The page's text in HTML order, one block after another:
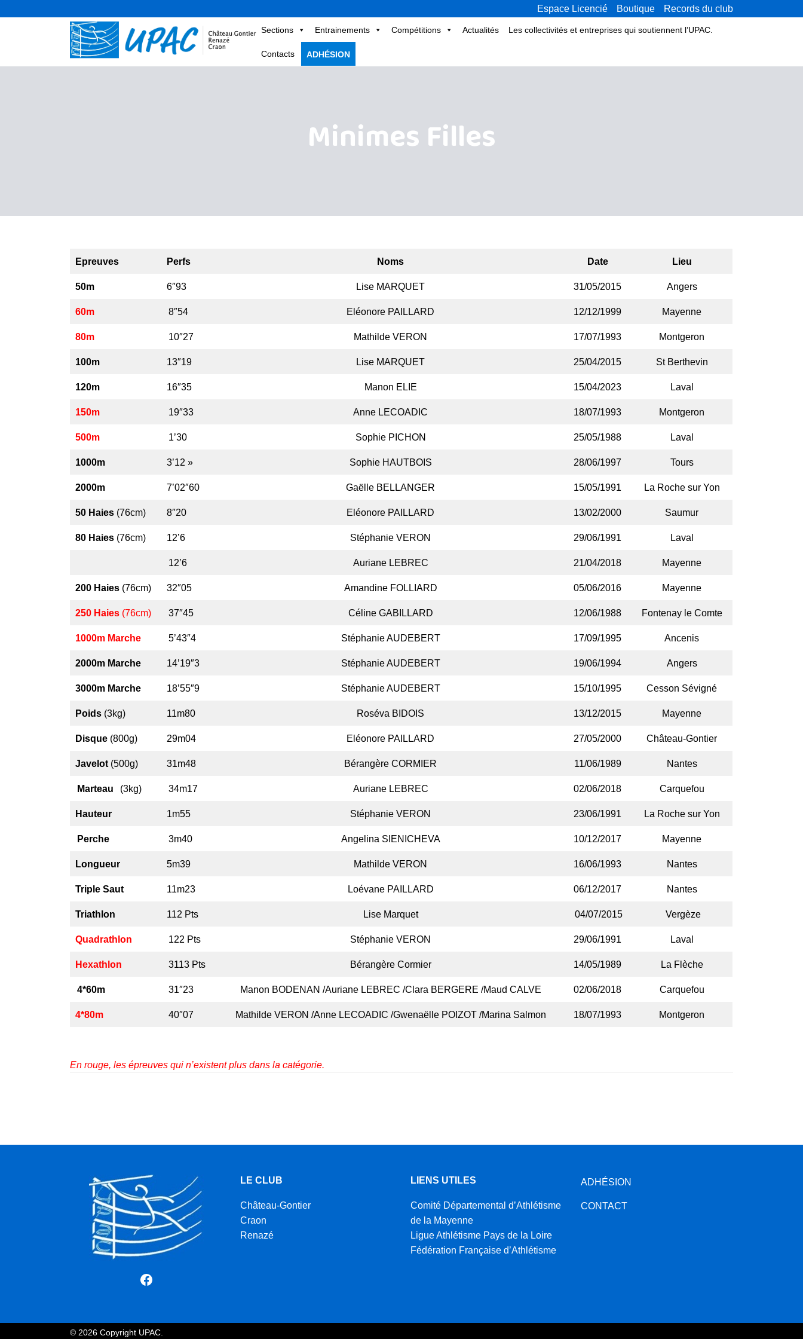
Espace Licencié Boutique Records du club
Sections Entrainements Compétitions Actualités Les collectivités et entreprises qui soutiennent l’UPAC.
Contacts ADHÉSION
Minimes Filles
Epreuves Perfs Noms Date Lieu
50m 6″93 Lise MARQUET 31/05/2015 Angers
60m 8″54 Eléonore PAILLARD 12/12/1999 Mayenne
80m 10″27 Mathilde VERON 17/07/1993 Montgeron
100m 13″19 Lise MARQUET 25/04/2015 St Berthevin
120m 16″35 Manon ELIE 15/04/2023 Laval
150m 19″33 Anne LECOADIC 18/07/1993 Montgeron
500m 1’30 Sophie PICHON 25/05/1988 Laval
1000m 3’12 » Sophie HAUTBOIS 28/06/1997 Tours
2000m 7’02″60 Gaëlle BELLANGER 15/05/1991 La Roche sur Yon
50 Haies (76cm) 8″20 Eléonore PAILLARD 13/02/2000 Saumur
80 Haies (76cm) 12’6 Stéphanie VERON 29/06/1991 Laval
12’6 Auriane LEBREC 21/04/2018 Mayenne
200 Haies (76cm) 32″05 Amandine FOLLIARD 05/06/2016 Mayenne
250 Haies (76cm) 37″45 Céline GABILLARD 12/06/1988 Fontenay le Comte
1000m Marche 5’43″4 Stéphanie AUDEBERT 17/09/1995 Ancenis
2000m Marche 14’19″3 Stéphanie AUDEBERT 19/06/1994 Angers
3000m Marche 18’55″9 Stéphanie AUDEBERT 15/10/1995 Cesson Sévigné
Poids (3kg) 11m80 Roséva BIDOIS 13/12/2015 Mayenne
Disque (800g) 29m04 Eléonore PAILLARD 27/05/2000 Château-Gontier
Javelot (500g) 31m48 Bérangère CORMIER 11/06/1989 Nantes
Marteau (3kg) 34m17 Auriane LEBREC 02/06/2018 Carquefou
Hauteur 1m55 Stéphanie VERON 23/06/1991 La Roche sur Yon
Perche 3m40 Angelina SIENICHEVA 10/12/2017 Mayenne
Longueur 5m39 Mathilde VERON 16/06/1993 Nantes
Triple Saut 11m23 Loévane PAILLARD 06/12/2017 Nantes
Triathlon 112 Pts Lise Marquet 04/07/2015 Vergèze
Quadrathlon 122 Pts Stéphanie VERON 29/06/1991 Laval
Hexathlon 3113 Pts Bérangère Cormier 14/05/1989 La Flèche
4*60m 31″23 Manon BODENAN /Auriane LEBREC /Clara BERGERE /Maud CALVE 02/06/2018 Carquefou
4*80m 40″07 Mathilde VERON /Anne LECOADIC /Gwenaëlle POIZOT /Marina Salmon 18/07/1993 Montgeron
En rouge, les épreuves qui n’existent plus dans la catégorie.
Facebook
LE CLUB
Château-Gontier
Craon
Renazé
LIENS UTILES
Comité Départemental d’Athlétisme
de la Mayenne
Ligue Athlétisme Pays de la Loire
Fédération Française d’Athlétisme
ADHÉSION
CONTACT
© 2026 Copyright UPAC.